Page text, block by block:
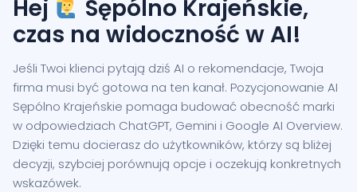
Hej
Sępólno Krajeńskie,
czas na widoczność w AI!
Jeśli Twoi klienci pytają dziś AI o rekomendacje, Twoja
firma musi być gotowa na ten kanał. Pozycjonowanie AI
Sępólno Krajeńskie pomaga budować obecność marki
w odpowiedziach ChatGPT, Gemini i Google AI Overview.
Dzięki temu docierasz do użytkowników, którzy są bliżej
decyzji, szybciej porównują opcje i oczekują konkretnych
wskazówek.